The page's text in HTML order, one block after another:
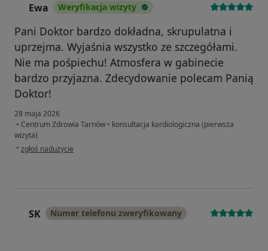
Ewa Weryfikacja wizyty
Pani Doktor bardzo dokładna, skrupulatna i
uprzejma. Wyjaśnia wszystko ze szczegółami.
Nie ma pośpiechu! Atmosfera w gabinecie
bardzo przyjazna. Zdecydowanie polecam Panią
Doktor!
28 maja 2026
• Centrum Zdrowia Tarnów • konsultacja kardiologiczna (pierwsza
wizyta)
• w opinii użytkownika Ewa
zgłoś nadużycie
SK Numer telefonu zweryfikowany